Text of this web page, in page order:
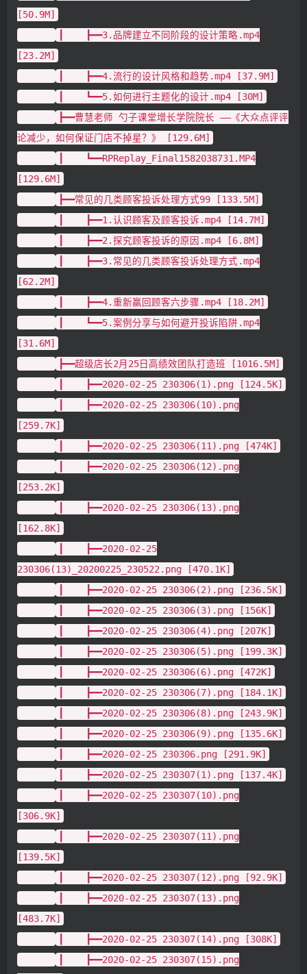
[50.9M]
┃ ┣━━3.品牌建立不同阶段的设计策略.mp4
[23.2M]
┃ ┣━━4.流行的设计风格和趋势.mp4 [37.9M]
┃ ┗━━5.如何进行主题化的设计.mp4 [30M]
┣━━曹慧老师 勺子课堂增长学院院长 ——《大众点评评
论减少，如何保证门店不掉星？》 [129.6M]
┃ ┗━━RPReplay_Final1582038731.MP4
[129.6M]
┣━━常见的几类顾客投诉处理方式99 [133.5M]
┃ ┣━━1.认识顾客及顾客投诉.mp4 [14.7M]
┃ ┣━━2.探究顾客投诉的原因.mp4 [6.8M]
┃ ┣━━3.常见的几类顾客投诉处理方式.mp4
[62.2M]
┃ ┣━━4.重新赢回顾客六步骤.mp4 [18.2M]
┃ ┗━━5.案例分享与如何避开投诉陷阱.mp4
[31.6M]
┣━━超级店长2月25日高绩效团队打造班 [1016.5M]
┃ ┣━━2020-02-25 230306(1).png [124.5K]
┃ ┣━━2020-02-25 230306(10).png
[259.7K]
┃ ┣━━2020-02-25 230306(11).png [474K]
┃ ┣━━2020-02-25 230306(12).png
[253.2K]
┃ ┣━━2020-02-25 230306(13).png
[162.8K]
┃ ┣━━2020-02-25
230306(13)_20200225_230522.png [470.1K]
┃ ┣━━2020-02-25 230306(2).png [236.5K]
┃ ┣━━2020-02-25 230306(3).png [156K]
┃ ┣━━2020-02-25 230306(4).png [207K]
┃ ┣━━2020-02-25 230306(5).png [199.3K]
┃ ┣━━2020-02-25 230306(6).png [472K]
┃ ┣━━2020-02-25 230306(7).png [184.1K]
┃ ┣━━2020-02-25 230306(8).png [243.9K]
┃ ┣━━2020-02-25 230306(9).png [135.6K]
┃ ┣━━2020-02-25 230306.png [291.9K]
┃ ┣━━2020-02-25 230307(1).png [137.4K]
┃ ┣━━2020-02-25 230307(10).png
[306.9K]
┃ ┣━━2020-02-25 230307(11).png
[139.5K]
┃ ┣━━2020-02-25 230307(12).png [92.9K]
┃ ┣━━2020-02-25 230307(13).png
[483.7K]
┃ ┣━━2020-02-25 230307(14).png [308K]
┃ ┣━━2020-02-25 230307(15).png